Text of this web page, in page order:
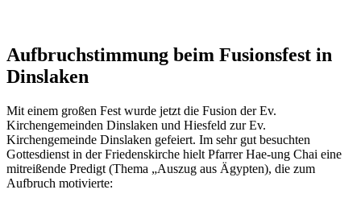
Aufbruchstimmung beim Fusionsfest in
Dinslaken
Mit einem großen Fest wurde jetzt die Fusion der Ev.
Kirchengemeinden Dinslaken und Hiesfeld zur Ev.
Kirchengemeinde Dinslaken gefeiert. Im sehr gut besuchten
Gottesdienst in der Friedenskirche hielt Pfarrer Hae-ung Chai eine
mitreißende Predigt (Thema „Auszug aus Ägypten), die zum
Aufbruch motivierte: